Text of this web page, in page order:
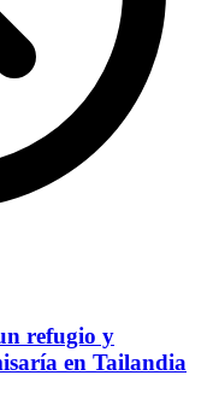
refugio y
en Tailandia